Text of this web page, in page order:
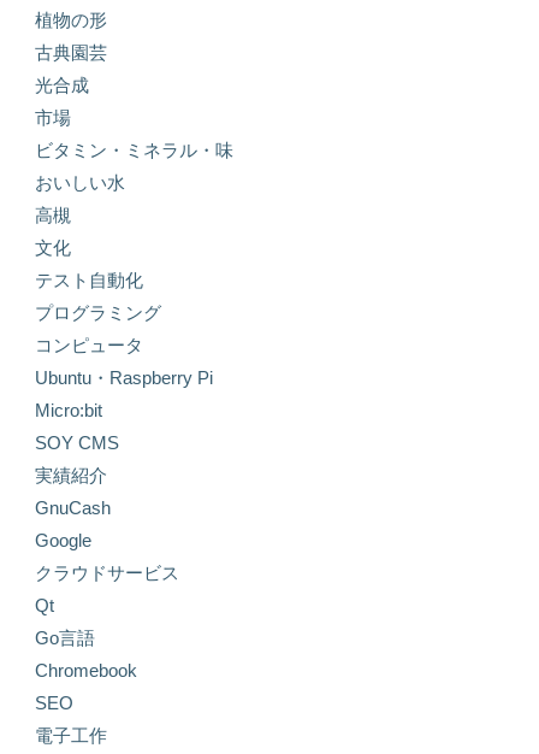
植物の形
古典園芸
光合成
市場
ビタミン・ミネラル・味
おいしい水
高槻
文化
テスト自動化
プログラミング
コンピュータ
Ubuntu・Raspberry Pi
Micro:bit
SOY CMS
実績紹介
GnuCash
Google
クラウドサービス
Qt
Go言語
Chromebook
SEO
電子工作